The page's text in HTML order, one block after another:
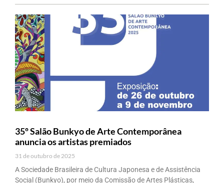
35º Salão Bunkyo de Arte Contemporânea
anuncia os artistas premiados
31 de outubro de 2025
A Sociedade Brasileira de Cultura Japonesa e de Assistência
Social (Bunkyo), por meio da Comissão de Artes Plásticas,